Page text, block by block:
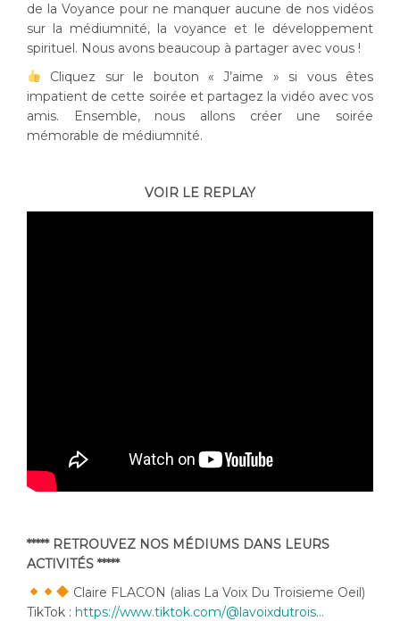
de la Voyance pour ne manquer aucune de nos vidéos
sur la médiumnité, la voyance et le développement
spirituel. Nous avons beaucoup à partager avec vous !
Cliquez sur le bouton « J’aime » si vous êtes
impatient de cette soirée et partagez la vidéo avec vos
amis. Ensemble, nous allons créer une soirée
mémorable de médiumnité.
VOIR LE REPLAY
***** RETROUVEZ NOS MÉDIUMS DANS LEURS
ACTIVITÉS *****
Claire FLACON (alias La Voix Du Troisieme Oeil)
TikTok : https://www.tiktok.com/@lavoixdutrois…